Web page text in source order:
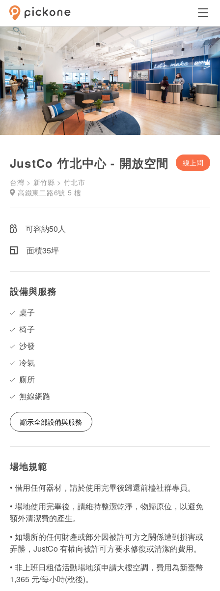
JustCo 竹北中心 - 開放空間
線上問
台灣 > 新竹縣 > 竹北市
高鐵東二路6號 5 樓
可容納50人
面積35坪
設備與服務
桌子
椅子
沙發
冷氣
廁所
無線網路
顯示全部設備與服務
場地規範
• 借用任何器材，請於使用完畢後歸還前檯社群專員。
• 場地使用完畢後，請維持整潔乾淨，物歸原位，以避免
額外清潔費的產生。
• 如場所的任何財產或部分因被許可方之關係遭到損害或
弄髒，JustCo 有權向被許可方要求修復或清潔的費用。
• 非上班日租借活動場地須申請大樓空調，費用為新臺幣
1,365 元/每小時(稅後)。